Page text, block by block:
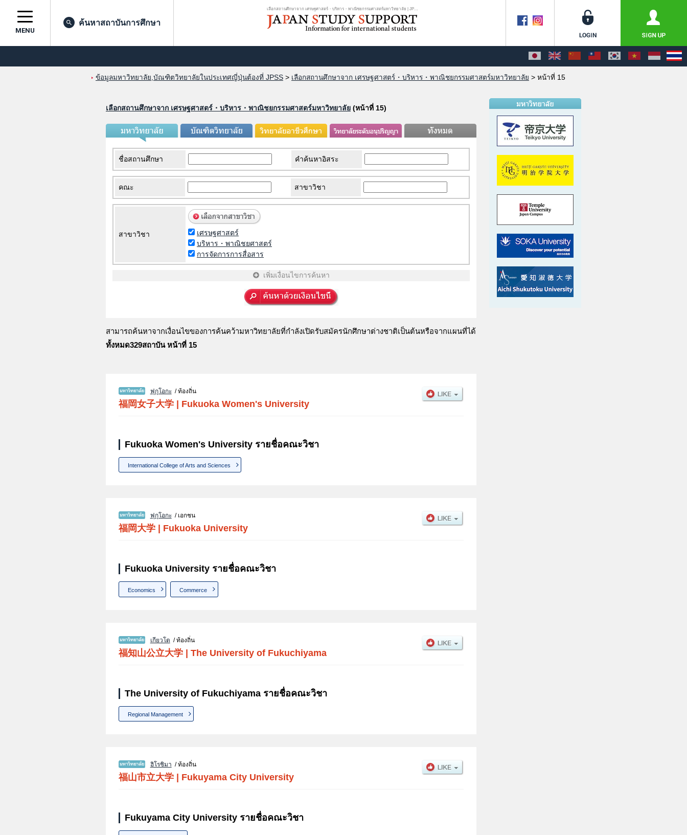
เลือกสถานศึกษาจาก เศรษฐศาสตร์・บริหาร・พาณิชยกรรมศาสตร์มหาวิทยาลัย | JPSS เว็...
MENU
ค้นหาสถาบันการศึกษา
ข้อมูลมหาวิทยาลัย,บัณฑิตวิทยาลัยในประเทศญี่ปุ่นต้องที่ JPSS > เลือกสถานศึกษาจาก เศรษฐศาสตร์・บริหาร・พาณิชยกรรมศาสตร์มหาวิทยาลัย > หน้าที่ 15
เลือกสถานศึกษาจาก เศรษฐศาสตร์・บริหาร・พาณิชยกรรมศาสตร์มหาวิทยาลัย (หน้าที่ 15)
ชื่อสถานศึกษา คำค้นหาอิสระ
คณะ สาขาวิชา
สาขาวิชา
เศรษฐศาสตร์
บริหาร・พาณิชยศาสตร์
การจัดการการสื่อสาร
เพิ่มเงื่อนไขการค้นหา
สามารถค้นหาจากเงื่อนไขของการค้นคว้ามหาวิทยาลัยที่กำลังเปิดรับสมัครนักศึกษาต่างชาติเป็นต้นหรือจากแผนที่ได้
ทั้งหมด329สถาบัน หน้าที่ 15
ฟุกุโอกะ/ ท้องถิ่น
福岡女子大学 Fukuoka Women's University
Fukuoka Women's University รายชื่อคณะวิชา
International College of Arts and Sciences
ฟุกุโอกะ/ เอกชน
福岡大学 Fukuoka University
Fukuoka University รายชื่อคณะวิชา
Economics Commerce
เกียวโต / ท้องถิ่น
福知山公立大学 | The University of Fukuchiyama
The University of Fukuchiyama รายชื่อคณะวิชา
Regional Management
ฮิโรชิมา / ท้องถิ่น
福山市立大学 | Fukuyama City University
Fukuyama City University รายชื่อคณะวิชา